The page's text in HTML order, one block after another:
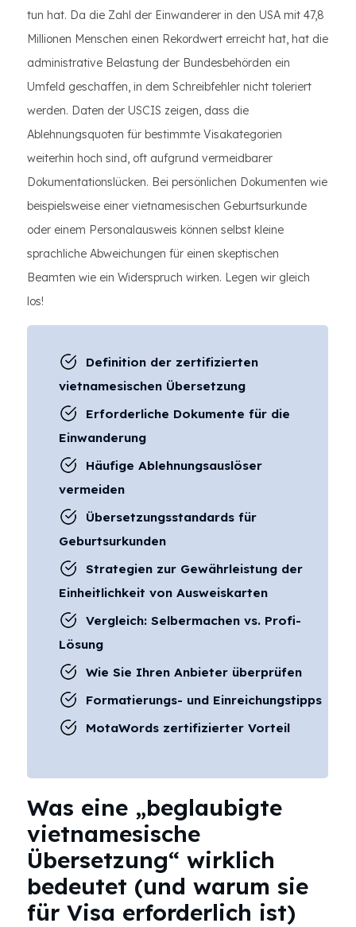
tun hat. Da die Zahl der Einwanderer in den USA mit 47,8
Millionen Menschen einen Rekordwert erreicht hat, hat die
administrative Belastung der Bundesbehörden ein
Umfeld geschaffen, in dem Schreibfehler nicht toleriert
werden. Daten der USCIS zeigen, dass die
Ablehnungsquoten für bestimmte Visakategorien
weiterhin hoch sind, oft aufgrund vermeidbarer
Dokumentationslücken. Bei persönlichen Dokumenten wie
beispielsweise einer vietnamesischen Geburtsurkunde
oder einem Personalausweis können selbst kleine
sprachliche Abweichungen für einen skeptischen
Beamten wie ein Widerspruch wirken. Legen wir gleich
los!
Definition der zertifizierten
vietnamesischen Übersetzung
Erforderliche Dokumente für die
Einwanderung
Häufige Ablehnungsauslöser
vermeiden
Übersetzungsstandards für
Geburtsurkunden
Strategien zur Gewährleistung der
Einheitlichkeit von Ausweiskarten
Vergleich: Selbermachen vs. Profi-
Lösung
Wie Sie Ihren Anbieter überprüfen
Formatierungs- und Einreichungstipps
MotaWords zertifizierter Vorteil
Was eine „beglaubigte
vietnamesische
Übersetzung“ wirklich
bedeutet (und warum sie
für Visa erforderlich ist)